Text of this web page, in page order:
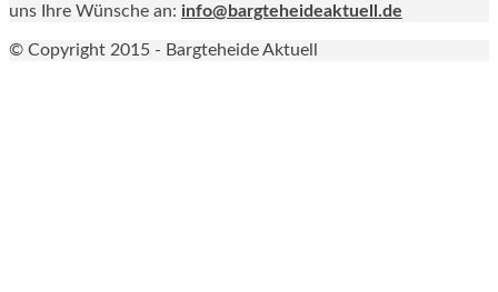
uns Ihre Wünsche an: info@bargteheideaktuell.de
© Copyright 2015 - Bargteheide Aktuell